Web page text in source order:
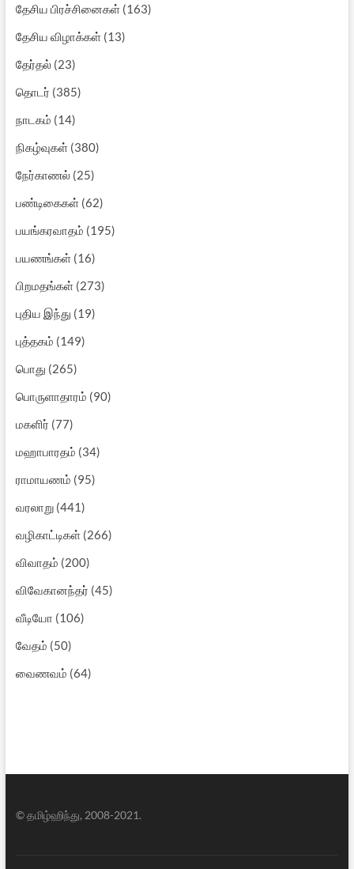
தேசிய பிரச்சினைகள்(163)
தேசிய விழாக்கள்(13)
தேர்தல்(23)
தொடர் (385)
நாடகம் (14)
நிகழ்வுகள்(380)
நேர்காணல்(25)
பண்டிகைகள்(62)
பயங்கரவாதம் (195)
பயணங்கள்(16)
பிறமதங்கள்(273)
புதிய இந்து (19)
புத்தகம் (149)
பொது (265)
பொருளாதாரம் (90)
மகளிர் (77)
மஹாபாரதம் (34)
ராமாயணம் (95)
வரலாறு(441)
வழிகாட்டிகள்(266)
விவாதம் (200)
விவேகானந்தர் (45)
வீடியோ (106)
வேதம் (50)
வைணவம் (64)
© தமிழ்ஹிந்து, 2008-2021.